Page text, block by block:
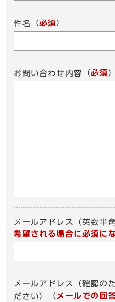
件名 （必須）
お問い合わせ内容 （必須）
メールアドレス（英数半角
希望される場合に必須に
メールアドレス（確認の
ださい）
（ メールでの回